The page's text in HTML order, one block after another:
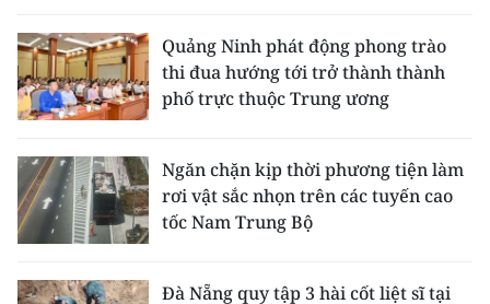
Quảng Ninh phát động phong trào
thi đua hướng tới trở thành thành
phố trực thuộc Trung ương
Ngăn chặn kịp thời phương tiện làm
rơi vật sắc nhọn trên các tuyến cao
tốc Nam Trung Bộ
Đà Nẵng quy tập 3 hài cốt liệt sĩ tại